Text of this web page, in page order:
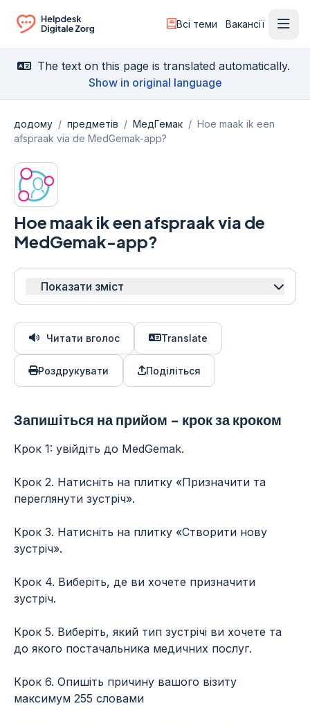
Ga naar de homepagina
Всі теми Вакансії
The text on this page is translated automatically.
Show in original language
додому / предметів / МедГемак / Hoe maak ik een
afspraak via de MedGemak-app?
Hoe maak ik een afspraak via de
MedGemak-app?
Показати зміст
Читати вголос Translate
Роздрукувати Поділіться
Запишіться на прийом - крок за кроком
Крок 1: увійдіть до MedGemak.
Крок 2. Натисніть на плитку «Призначити та
переглянути зустріч».
Крок 3. Натисніть на плитку «Створити нову
зустріч».
Крок 4. Виберіть, де ви хочете призначити
зустріч.
Крок 5. Виберіть, який тип зустрічі ви хочете та
до якого постачальника медичних послуг.
Крок 6. Опишіть причину вашого візиту
максимум 255 словами